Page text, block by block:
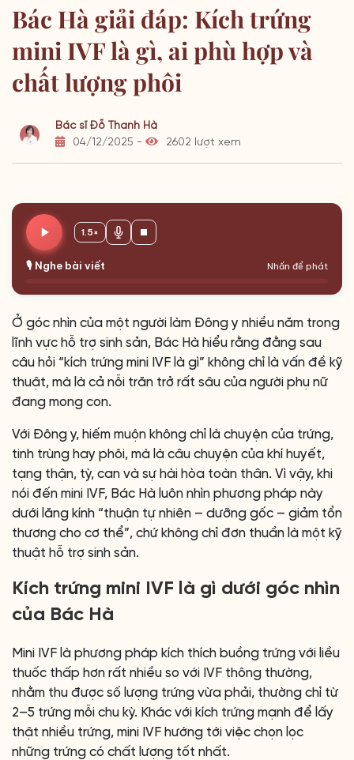
Bác Hà giải đáp: Kích trứng
mini IVF là gì, ai phù hợp và
chất lượng phôi
Bác sĩ Đỗ Thanh Hà
04/12/2025 -
2602 lượt xem
🎙️ Nghe bài viết Nhấn để phát
1.5×
Ở góc nhìn của một người làm Đông y nhiều năm trong
lĩnh vực hỗ trợ sinh sản, Bác Hà hiểu rằng đằng sau
câu hỏi “kích trứng mini IVF là gì” không chỉ là vấn đề kỹ
thuật, mà là cả nỗi trăn trở rất sâu của người phụ nữ
đang mong con.
Với Đông y, hiếm muộn không chỉ là chuyện của trứng,
tinh trùng hay phôi, mà là câu chuyện của khí huyết,
tạng thận, tỳ, can và sự hài hòa toàn thân. Vì vậy, khi
nói đến mini IVF, Bác Hà luôn nhìn phương pháp này
dưới lăng kính “thuận tự nhiên – dưỡng gốc – giảm tổn
thương cho cơ thể”, chứ không chỉ đơn thuần là một kỹ
thuật hỗ trợ sinh sản.
Kích trứng mini IVF là gì dưới góc nhìn
của Bác Hà
Mini IVF là phương pháp kích thích buồng trứng với liều
thuốc thấp hơn rất nhiều so với IVF thông thường,
nhằm thu được số lượng trứng vừa phải, thường chỉ từ
2–5 trứng mỗi chu kỳ. Khác với kích trứng mạnh để lấy
thật nhiều trứng, mini IVF hướng tới việc chọn lọc
những trứng có chất lượng tốt nhất.